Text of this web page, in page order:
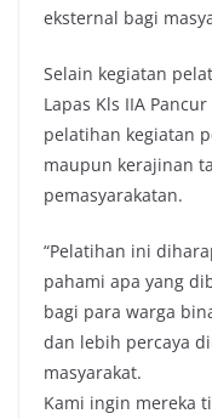
eksternal bagi
Selain kegiatan
Lapas Kls IIA
pelatihan kegiatan
maupun kerajinan
pemasyarakatan.
“Pelatihan ini
pahami apa yang
bagi para warga
dan lebih percaya
masyarakat.
Kami ingin mereka